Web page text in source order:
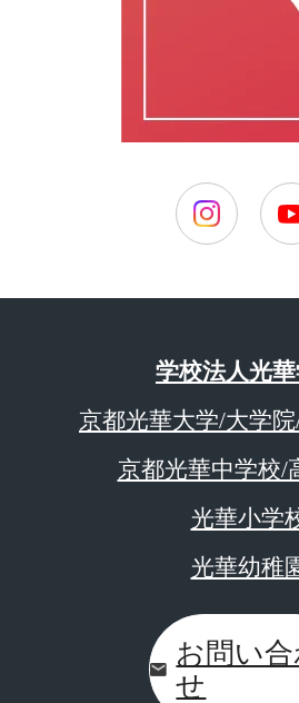
学校法人光華
京都光華大学/大学
京都光華中学校/
光華小学
光華幼稚
お問い合
せ